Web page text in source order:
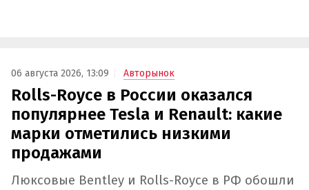
06 августа 2026, 13:09 Авторынок
Rolls-Royce в России оказался
популярнее Tesla и Renault: какие
марки отметились низкими
продажами
Люксовые Bentley и Rolls-Royce в РФ обошли